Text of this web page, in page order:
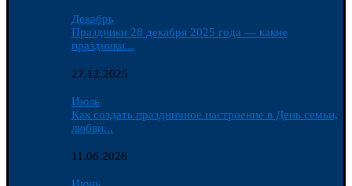
Декабрь
Праздники 28 декабря 2025 года — какие
праздники...
27.12.2025
Июль
Как создать праздничное настроение в День семьи,
любви...
11.06.2026